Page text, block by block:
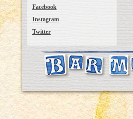
Facebook
Instagram
Twitter